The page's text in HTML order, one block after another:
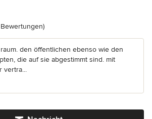
5 von 5 Sternen
den öffentlichen ebenso wie den
die auf sie abgestimmt sind. mit
vertra...